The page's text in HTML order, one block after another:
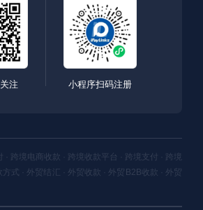
注 小程序扫码注册
· 跨境电商收款 · 跨境收款平台 · 跨境支付 · 跨境
式 · 外贸结汇 · 外贸收款 · 外贸B2B收款 · 外贸